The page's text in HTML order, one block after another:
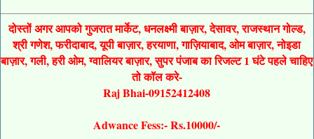
दोस्तों अगर आपको गुजरात मार्केट, धनलक्ष्मी बाज़ार, देसावर, राजस्थान गोल्ड,
श्री गणेश, फरीदाबाद, यूपी बाज़ार, हरयाणा, गाज़ियाबाद, ओम बाज़ार, नोइडा
बाज़ार, गली, हरी ओम, ग्वालियर बाज़ार, सुपर पंजाब का रिजल्ट 1 घंटे पहले चाहिए
तो कॉल करे-
Raj Bhai-09152412408
Adwance Fess:- Rs.10000/-